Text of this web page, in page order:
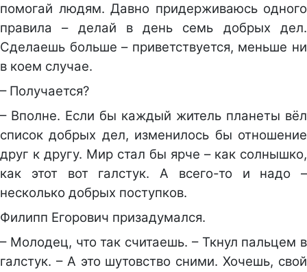
помогай людям. Давно придерживаюсь одного
правила – делай в день семь добрых дел.
Сделаешь больше – приветствуется, меньше ни
в коем случае.
– Получается?
– Вполне. Если бы каждый житель планеты вёл
список добрых дел, изменилось бы отношение
друг к другу. Мир стал бы ярче – как солнышко,
как этот вот галстук. А всего-то и надо –
несколько добрых поступков.
Филипп Егорович призадумался.
– Молодец, что так считаешь. – Ткнул пальцем в
галстук. – А это шутовство сними. Хочешь, свой